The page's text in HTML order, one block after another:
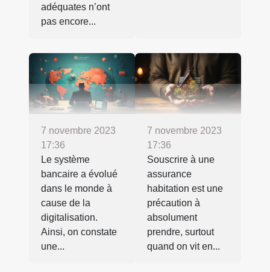
adéquates n’ont
pas encore...
7 novembre 2023
17:36
Le système
bancaire a évolué
dans le monde à
cause de la
digitalisation.
Ainsi, on constate
une...
7 novembre 2023
17:36
Souscrire à une
assurance
habitation est une
précaution à
absolument
prendre, surtout
quand on vit en...